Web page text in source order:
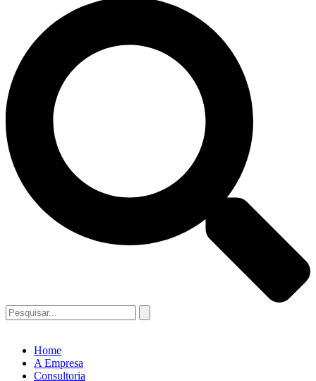
Home
A Empresa
Consultoria